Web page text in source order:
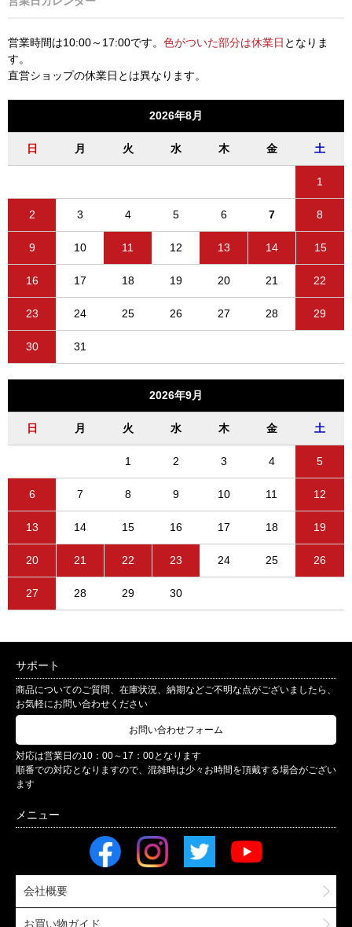
営業時間は10:00～17:00です。 色がついた部分は休業日 となりま
す。
直営ショップの休業日とは異なります。
2026年8月
日 月 火 水 木 金 土
1
2 3 4 5 6 7 8
9 10 11 12 13 14 15
16 17 18 19 20 21 22
23 24 25 26 27 28 29
30 31
2026年9月
日 月 火 水 木 金 土
1 2 3 4 5
6 7 8 9 10 11 12
13 14 15 16 17 18 19
20 21 22 23 24 25 26
27 28 29 30
サポート
商品についてのご質問、在庫状況、納期などご不明な点がございましたら、
お気軽にお問い合わせください
お問い合わせフォーム
対応は営業日の10：00～17：00となります
順番での対応となりますので、混雑時は少々お時間を頂戴する場合がござい
ます
会社概要
お買い物ガイド